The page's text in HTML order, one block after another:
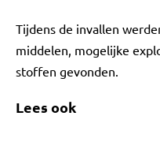
Tijdens de invallen
middelen, mogelijke
stoffen gevonden.
Lees ook